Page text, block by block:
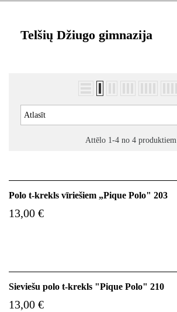
Telšių Džiugo gimnazija
Atlasīt
Attēlo 1-4 no 4 produktiem
Polo t-krekls vīriešiem „Pique Polo" 203
13,00 €
Sieviešu polo t-krekls "Pique Polo" 210
13,00 €